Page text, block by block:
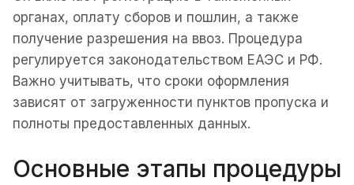
органах, оплату сборов и пошлин, а также
получение разрешения на ввоз. Процедура
регулируется законодательством ЕАЭС и РФ.
Важно учитывать, что сроки оформления
зависят от загруженности пунктов пропуска и
полноты предоставленных данных.
Основные этапы процедуры